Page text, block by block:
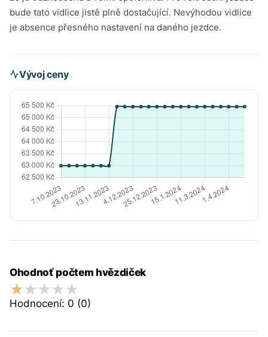
bude tato vidlice jistě plně dostačující. Nevýhodou vidlice
je absence přesného nastavení na daného jezdce.
Vývoj ceny
Ohodnoť počtem hvězdiček
Hodnocení: 0 (0)